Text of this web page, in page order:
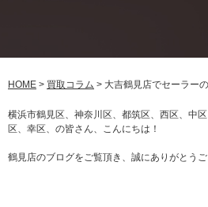
HOME > 買取コラム > 大吉鶴見店でセーラー
横浜市鶴見区、神奈川区、都筑区、西区、中
区、幸区、の皆さん、こんにちは！
鶴見店のブログをご覧頂き、誠にありがとうご